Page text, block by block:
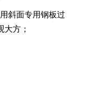
斜面专用钢板过
方；